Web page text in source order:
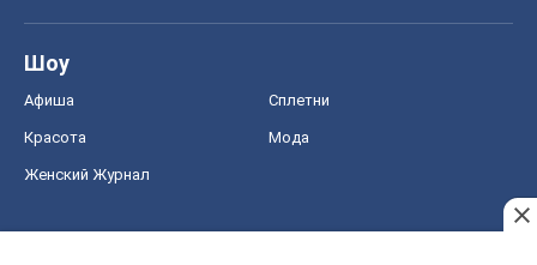
Шоу
Афиша Сплетни
Красота Мода
Женский Журнал